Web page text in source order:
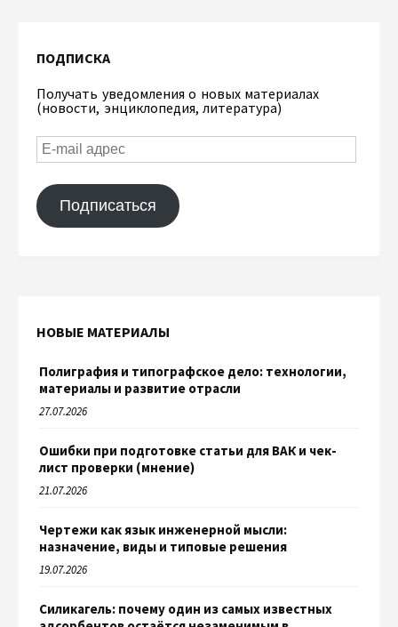
ПОДПИСКА
Получать уведомления о новых материалах
(новости, энциклопедия, литература)
Подписаться
НОВЫЕ МАТЕРИАЛЫ
Полиграфия и типографское дело: технологии,
материалы и развитие отрасли
27.07.2026
Ошибки при подготовке статьи для ВАК и чек-
лист проверки (мнение)
21.07.2026
Чертежи как язык инженерной мысли:
назначение, виды и типовые решения
19.07.2026
Силикагель: почему один из самых известных